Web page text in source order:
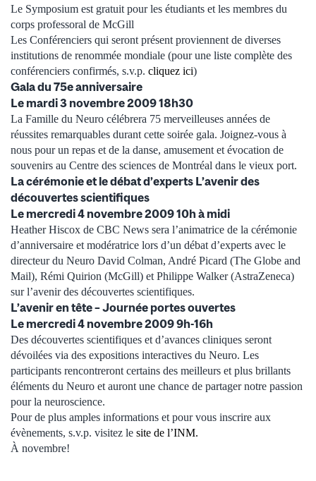
Le Symposium est gratuit pour les étudiants et les membres du
corps professoral de McGill
Les Conférenciers qui seront présent proviennent de diverses
institutions de renommée mondiale (pour une liste complète des
conférenciers confirmés, s.v.p. cliquez ici)
Gala du 75e anniversaire
Le mardi 3 novembre 2009 18h30
La Famille du Neuro célébrera 75 merveilleuses années de
réussites remarquables durant cette soirée gala. Joignez-vous à
nous pour un repas et de la danse, amusement et évocation de
souvenirs au Centre des sciences de Montréal dans le vieux port.
La cérémonie et le débat d’experts L’avenir des
découvertes scientifiques
Le mercredi 4 novembre 2009 10h à midi
Heather Hiscox de CBC News sera l’animatrice de la cérémonie
d’anniversaire et modératrice lors d’un débat d’experts avec le
directeur du Neuro David Colman, André Picard (The Globe and
Mail), Rémi Quirion (McGill) et Philippe Walker (AstraZeneca)
sur l’avenir des découvertes scientifiques.
L’avenir en tête – Journée portes ouvertes
Le mercredi 4 novembre 2009 9h-16h
Des découvertes scientifiques et d’avances cliniques seront
dévoilées via des expositions interactives du Neuro. Les
participants rencontreront certains des meilleurs et plus brillants
éléments du Neuro et auront une chance de partager notre passion
pour la neuroscience.
Pour de plus amples informations et pour vous inscrire aux
évènements, s.v.p. visitez le site de l’INM.
À novembre!